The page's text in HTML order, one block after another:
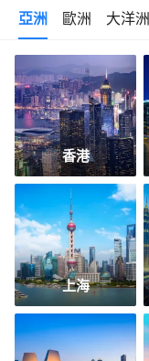
亞洲 歐洲 大洋洲
香港
上海